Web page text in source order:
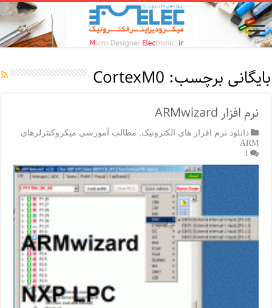
بایگانی برچسب: CortexM0
نرم افزار ARMwizard
دانلود نرم افزار های الکترونیک
مطالب آموزشی میکروکنترلرهای
ARM
1